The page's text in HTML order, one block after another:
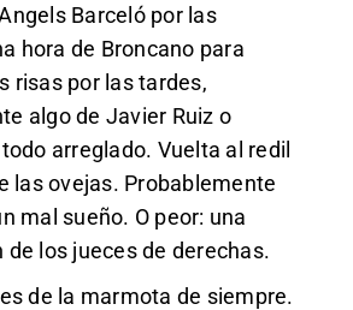
Barceló por las
hora de Broncano para
risas por las tardes,
algo de Javier Ruiz o
arreglado. Vuelta al redil
las ovejas. Probablemente
mal sueño. O peor: una
los jueces de derechas.
de la marmota de siempre.